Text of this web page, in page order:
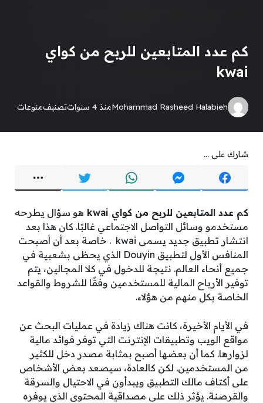
كم عدد المتابعين للربح من كواي
kwai
Mohammad Rasheed Halabiehمنذ 4 سنوات تصنيفمنوعات
شارك على ...
كم عدد المتابعين للربح من كواي kwai
هو سؤال يطرحه
مستخدمو وسائل التواصل الاجتماعي غالبًا. كان هذا بعد
انتشار تطبيق جديد يسمى kwai . خاصة بعد أن أصبحت
المنافس الأول لتطبيق Douyin الذي يحظى بشعبية في
جميع أنحاء العالم. نتيجة للدخول في كلا المجالين، يتم
توفير الأرباح المالية للمستخدمين وفقًا للشروط والقواعد
الخاصة بكل منهم من هؤلاء.
في الأيام الأخيرة، كانت هناك زيادة في عمليات البحث عن
مواقع الويب وتطبيقات الإنترنت التي توفر فوائد مالية
لزوارها. كما أن بعضها أصبح بمثابة مصدر دخل للكثير
من المستخدمين. لكن كالعادة، سيصعد بعض الأشخاص
على أكتاف مالك التطبيق ويبدأون في الاحتيال والسرقة
والقرصنة. يؤثر ذلك على مصداقية المحتوى الذي يوفره